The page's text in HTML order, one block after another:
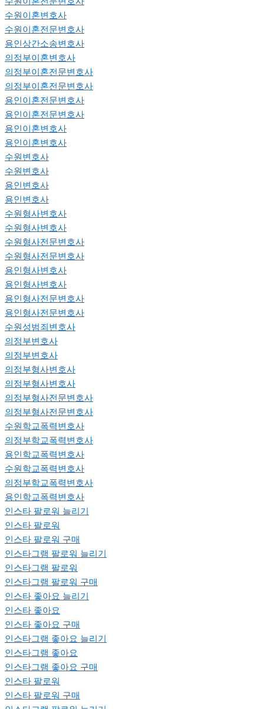
수원이혼변호사
수원이혼전문변호사
용인상간소송변호사
의정부이혼변호사
의정부이혼전문변호사
의정부이혼전문변호사
용인이혼전문변호사
용인이혼전문변호사
용인이혼변호사
용인이혼변호사
수원변호사
수원변호사
용인변호사
용인변호사
수원형사변호사
수원형사변호사
수원형사전문변호사
수원형사전문변호사
용인형사변호사
용인형사변호사
용인형사전문변호사
용인형사전문변호사
수원성범죄변호사
의정부변호사
의정부변호사
의정부형사변호사
의정부형사변호사
의정부형사전문변호사
의정부형사전문변호사
수원학교폭력변호사
의정부학교폭력변호사
용인학교폭력변호사
수원학교폭력변호사
의정부학교폭력변호사
용인학교폭력변호사
인스타 팔로워 늘리기
인스타 팔로워
인스타 팔로워 구매
인스타그램 팔로워 늘리기
인스타그램 팔로워
인스타그램 팔로워 구매
인스타 좋아요 늘리기
인스타 좋아요
인스타 좋아요 구매
인스타그램 좋아요 늘리기
인스타그램 좋아요
인스타그램 좋아요 구매
인스타 팔로워
인스타 팔로워 구매